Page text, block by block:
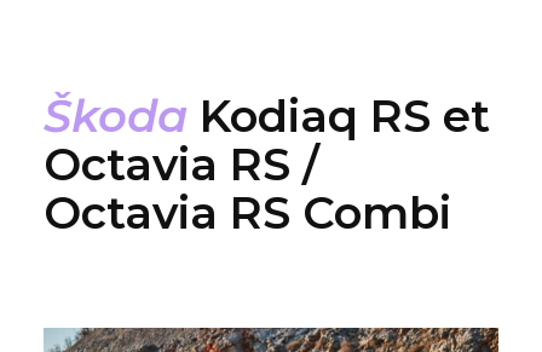
Škoda Kodiaq RS et
Octavia RS /
Octavia RS Combi